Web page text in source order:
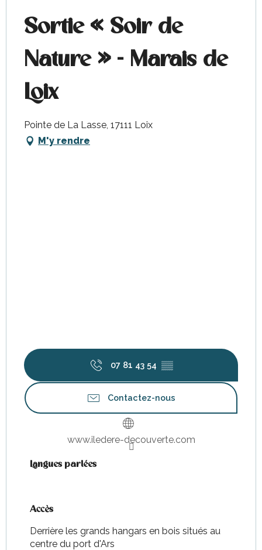
Sortie « Soir de
Nature » - Marais de
Loix
Pointe de La Lasse, 17111 Loix
M'y rendre
07 81 43 54 ▒▒
Contactez-nous
www.iledere-decouverte.com
Langues parlées
Langues parlées
Accès
Accès
Derrière les grands hangars en bois situés au
centre du port d'Ars